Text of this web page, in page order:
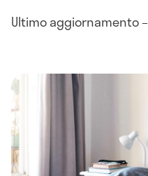
Ultimo aggiornamento